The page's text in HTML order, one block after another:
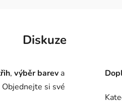
Diskuze
, výběr barev a
Objednejte si své